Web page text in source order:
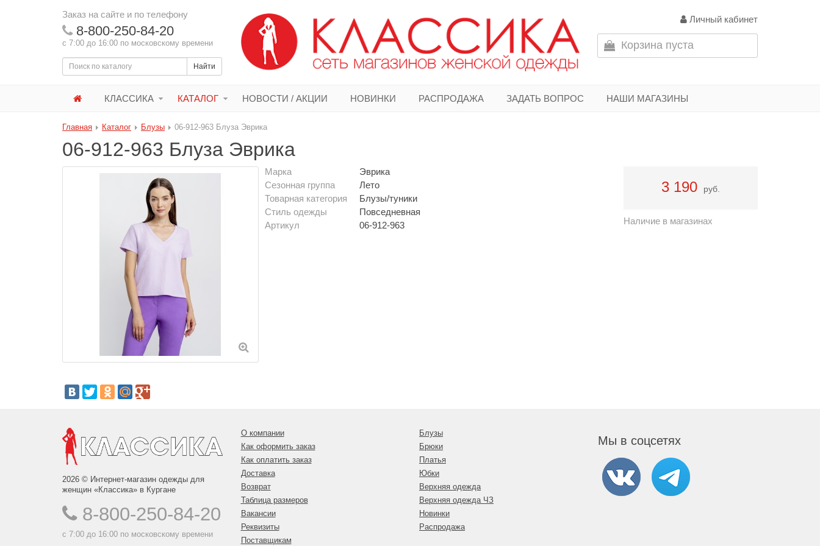
Заказ на сайте и по телефону
8-800-250-84-20
с 7:00 до 16:00 по московскому времени
Найти
Личный кабинет
Корзина пуста
КЛАССИКА КАТАЛОГ НОВОСТИ / АКЦИИ НОВИНКИ РАСПРОДАЖА ЗАДАТЬ ВОПРОС НАШИ МАГАЗИНЫ
Главная Каталог Блузы 06-912-963 Блуза Эврика
06-912-963 Блуза Эврика
3 190 руб.
Наличие в магазинах
Марка
Эврика
Сезонная группа
Лето
Товарная категория
Блузы/туники
Стиль одежды
Повседневная
Артикул
06-912-963
2026 © Интернет-магазин одежды для
женщин «Классика» в Кургане
8-800-250-84-20
с 7:00 до 16:00 по московскому времени
О компании
Как оформить заказ
Как оплатить заказ
Доставка
Возврат
Таблица размеров
Вакансии
Реквизиты
Поставщикам
Блузы
Брюки
Платья
Юбки
Верхняя одежда
Верхняя одежда ЧЗ
Новинки
Распродажа
Мы в соцсетях